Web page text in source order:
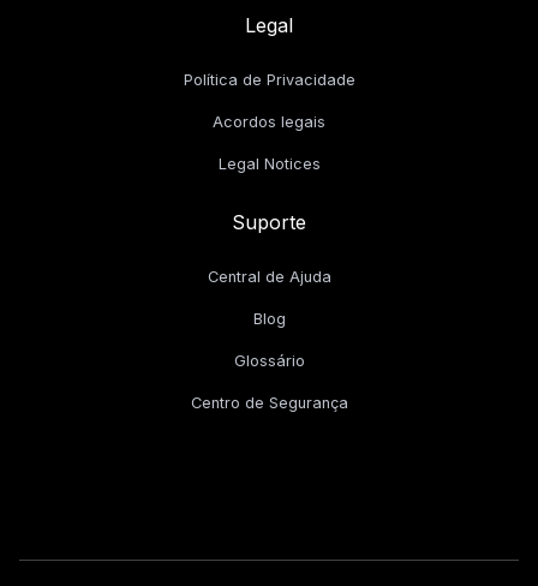
Legal
Política de Privacidade
Acordos legais
Legal Notices
Suporte
Central de Ajuda
Blog
Glossário
Centro de Segurança